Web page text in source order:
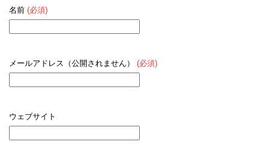
名前 (必須)
メールアドレス（公開されません） (必須)
ウェブサイト